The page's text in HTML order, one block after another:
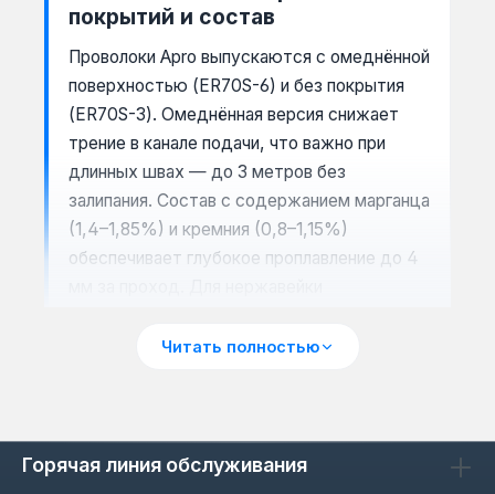
покрытий и состав
Проволоки Apro выпускаются с омеднённой
поверхностью (ER70S-6) и без покрытия
(ER70S-3). Омеднённая версия снижает
трение в канале подачи, что важно при
длинных швах — до 3 метров без
залипания. Состав с содержанием марганца
(1,4–1,85%) и кремния (0,8–1,15%)
обеспечивает глубокое проплавление до 4
ER308L с содержанием хрома 19,5–21,5% и
Читать полностью
Горячая линия обслуживания